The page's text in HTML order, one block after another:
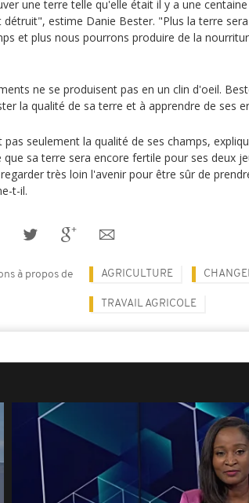
une terre telle qu'elle était il y a une centaine
estime Danie Bester. "Plus la terre
et plus nous pourrons produire de la
ne se produisent pas en un clin d'oeil.
la qualité de sa terre et à apprendre de ses
pas seulement la qualité de ses champs,
que sa terre sera encore fertile pour ses deux
très loin l'avenir pour être sûr de
t-il.
à propos de AGRICULTURE
TRAVAIL AGRICOLE